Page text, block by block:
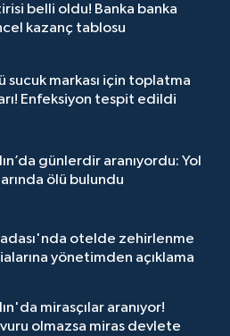
belli oldu! Banka banka
kazanç tablosu
sucuk markası için toplatma
Enfeksiyon tespit edildi
günlerdir aranıyordu: Yol
ölü bulundu
otelde zehirlenme
yönetimden açıklama
mirasçılar aranıyor!
olmazsa miras devlete